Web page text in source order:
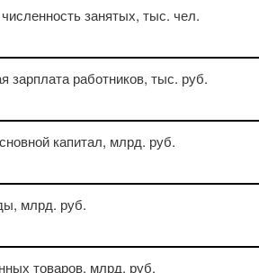
занятых, тыс. чел.
зарплата работников, тыс. руб.
капитал, млрд. руб.
млрд. руб.
товаров, млрд. руб.